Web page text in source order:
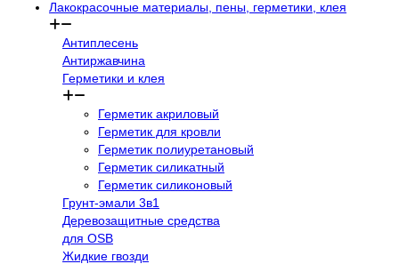
Лакокрасочные материалы, пены, герметики, клея
Антиплесень
Антиржавчина
Герметики и клея
Герметик акриловый
Герметик для кровли
Герметик полиуретановый
Герметик силикатный
Герметик силиконовый
Грунт-эмали 3в1
Деревозащитные средства
для OSB
Жидкие гвозди